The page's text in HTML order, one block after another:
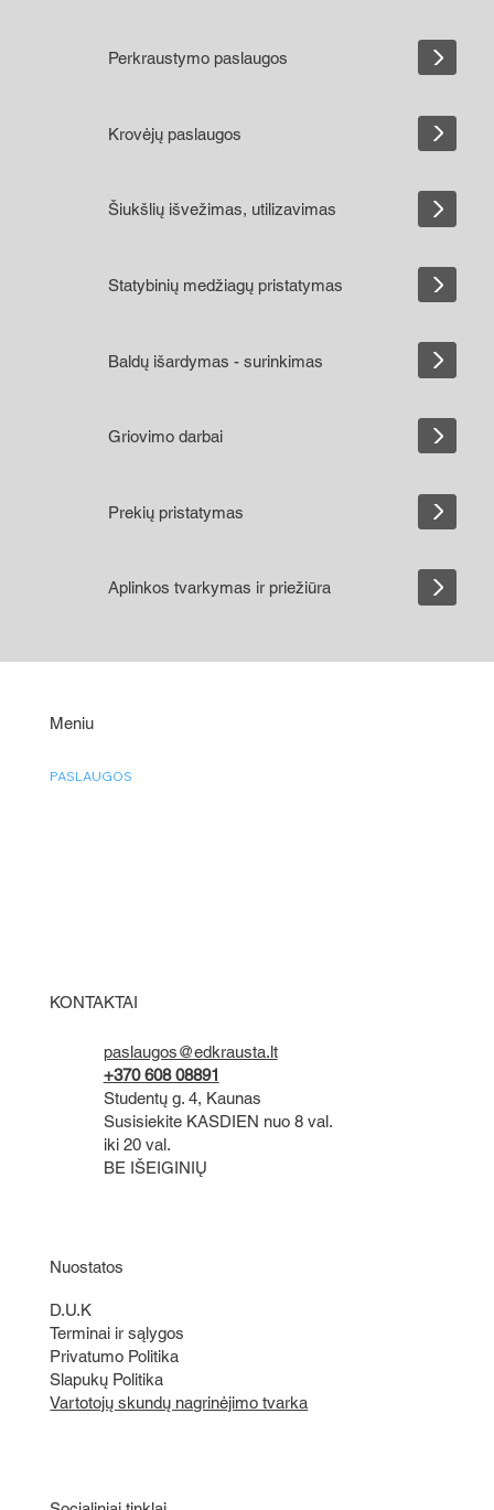
Perkraustymo paslaugos
Krovėjų paslaugos
Šiukšlių išvežimas, utilizavimas
Statybinių medžiagų pristatymas
Baldų išardymas - surinkimas
Griovimo darbai
Prekių pristatymas
Aplinkos tvarkymas ir priežiūra
Meniu
PASLAUGOS
KONTAKTAI
paslaugos@edkrausta.lt
+370 608 08891
Studentų g. 4, Kaunas
Susisiekite KASDIEN nuo 8 val.
iki 20 val.
BE IŠEIGINIŲ
Nuostatos
D.U.K
Terminai ir sąlygos
Privatumo Politika
Slapukų Politika
Vartotojų skundų nagrinėjimo tvarka